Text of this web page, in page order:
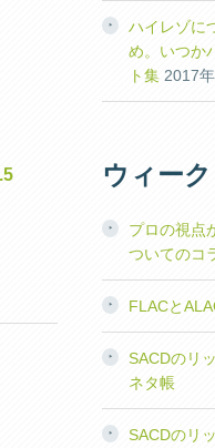
ハイレゾに
め。いつか
ト集 2017
ウィー
プロの視点
ついてのコ
FLACと
SACDのリ
ネタ帳
SACDのリ